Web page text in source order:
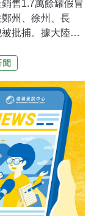
售1.7萬餘罐假冒
州、徐州、長
批捕。據大陸媒
1月8日，公安機
廉價或非嬰兒奶
售了假冒奶粉1.7
截至發稿時間，
問題奶粉的品
心自己的孩子是
奶粉事件被曝光
恢復，不合格奶
蔣亞林在接受美
奶粉她已沒了一
聞